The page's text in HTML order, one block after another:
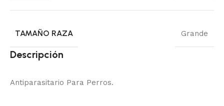
TAMAÑO RAZA Grande
Descripción
Antiparasitario Para Perros.